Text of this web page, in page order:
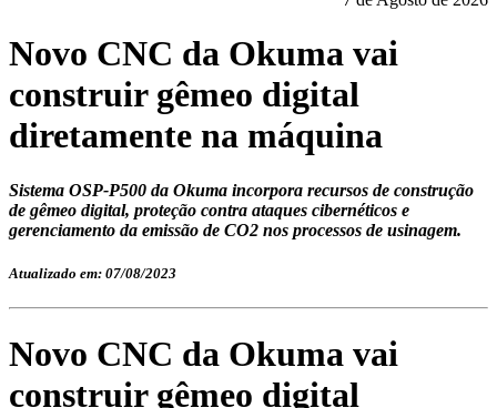
Novo CNC da Okuma vai
construir gêmeo digital
diretamente na máquina
Sistema OSP-P500 da Okuma incorpora recursos de construção
de gêmeo digital, proteção contra ataques cibernéticos e
gerenciamento da emissão de CO2 nos processos de usinagem.
Atualizado em: 07/08/2023
Novo CNC da Okuma vai
construir gêmeo digital